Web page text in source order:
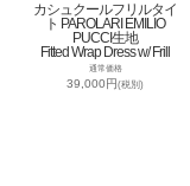
カシュクールフリルタイ
ト PAROLARI EMILIO
PUCCI生地
Fitted Wrap Dress w/ Frill
通常価格
39,000円(税別)